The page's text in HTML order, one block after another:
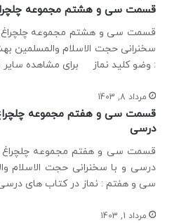
قسمت سی و هشتم مجموعه
قسمت سی و هشتم مجموعه چلچراغ
سخنرانی حجت الاسلام
: وضو کلید نماز برای مشاهده
مرداد 8, 1403
قسمت سی و هفتم مجموعه
درسی
قسمت سی و هفتم مجموعه چلچراغ
درسی و با سخنرانی حجت
سی و هفتم : نماز در کتاب های
مرداد 1, 1403